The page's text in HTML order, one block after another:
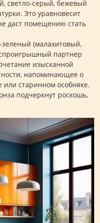
светло-серый, бежевый
Это уравновесит
даст помещению стать
зеленый (малахитовый,
партнер
изысканной
напоминающее о
или старинном особняке.
подчеркнут роскошь,